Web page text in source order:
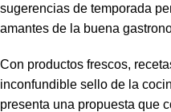
sugerencias de temporada
amantes de la buena
Con productos frescos,
inconfundible sello de la
presenta una propuesta que